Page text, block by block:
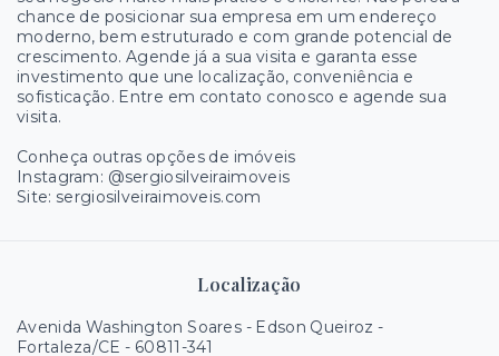
chance de posicionar sua empresa em um endereço
moderno, bem estruturado e com grande potencial de
crescimento. Agende já a sua visita e garanta esse
investimento que une localização, conveniência e
sofisticação. Entre em contato conosco e agende sua
visita.
Conheça outras opções de imóveis
Instagram: @sergiosilveiraimoveis
Site: sergiosilveiraimoveis.com
Localização
Avenida Washington Soares - Edson Queiroz -
Fortaleza/CE - 60811-341